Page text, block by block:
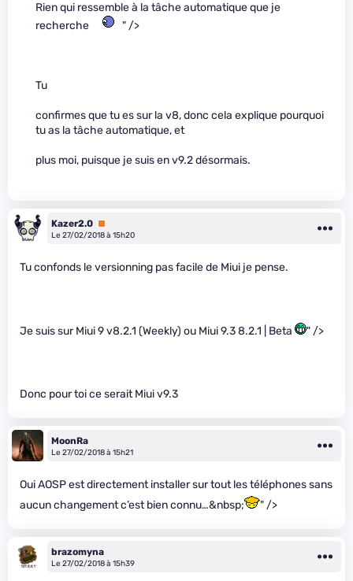
Rien qui ressemble à la tâche automatique que je
recherche
" />
Tu
confirmes que tu es sur la v8, donc cela explique pourquoi
tu as la tâche automatique, et
plus moi, puisque je suis en v9.2 désormais.
Kazer2.0 Premium
Le 27/02/2018 à 15h20
Tu confonds le versionning pas facile de Miui je pense.
Je suis sur Miui 9 v8.2.1 (Weekly) ou Miui 9.3 8.2.1 | Beta " />
Donc pour toi ce serait Miui v9.3
MoonRa
Le 27/02/2018 à 15h21
Oui AOSP est directement installer sur tout les téléphones sans
aucun changement c’est bien connu…&nbsp;
" />
brazomyna
Le 27/02/2018 à 15h39